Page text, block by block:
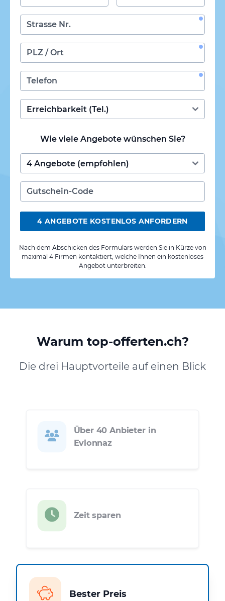
Wie viele Angebote wünschen Sie?
4 ANGEBOTE KOSTENLOS ANFORDERN
Nach dem Abschicken des Formulars werden Sie in Kürze von
maximal 4 Firmen kontaktiert, welche Ihnen ein kostenloses
Angebot unterbreiten.
Warum top-offerten.ch?
Die drei Hauptvorteile auf einen Blick
Über 40 Anbieter in
Evionnaz
Zeit sparen
Bester Preis